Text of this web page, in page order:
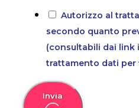
Autorizzo al
secondo quanto
(consultabili dai link
trattamento dati per
Invia